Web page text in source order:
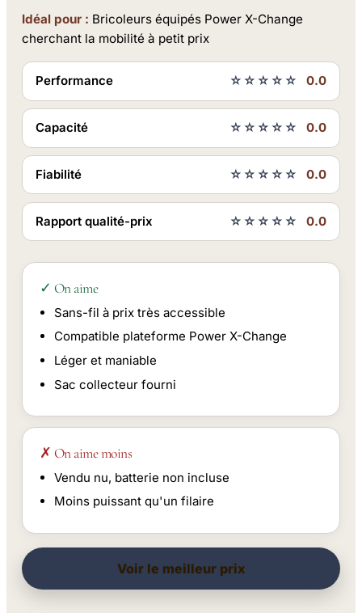
Idéal pour : Bricoleurs équipés Power X-Change
cherchant la mobilité à petit prix
Performance ☆☆☆☆☆ 0.0
Capacité ☆☆☆☆☆ 0.0
Fiabilité ☆☆☆☆☆ 0.0
Rapport qualité-prix ☆☆☆☆☆ 0.0
✓ On aime
Sans-fil à prix très accessible
Compatible plateforme Power X-Change
Léger et maniable
Sac collecteur fourni
✗ On aime moins
Vendu nu, batterie non incluse
Moins puissant qu'un filaire
Voir le meilleur prix